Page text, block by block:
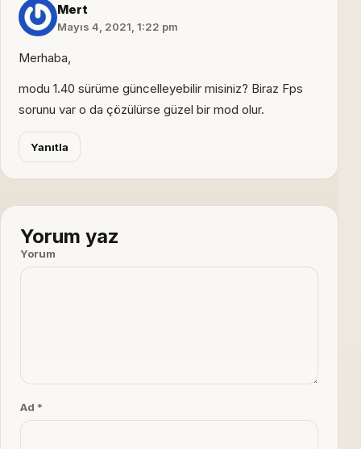
Mert
Mayıs 4, 2021, 1:22 pm
Merhaba,
modu 1.40 sürüme güncelleyebilir misiniz? Biraz Fps
sorunu var o da çözülürse güzel bir mod olur.
Yanıtla
Yorum yaz
Yorum
Ad *